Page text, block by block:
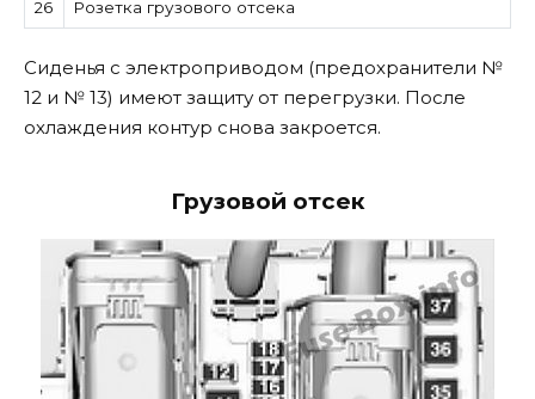
26 Розетка грузового отсека
Сиденья с электроприводом (предохранители №
12 и № 13) имеют защиту от перегрузки. После
охлаждения контур снова закроется.
Грузовой отсек